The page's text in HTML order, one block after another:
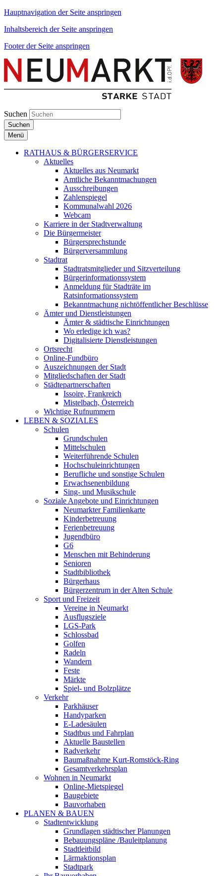
Hauptnavigation der Seite anspringen
Inhaltsbereich der Seite anspringen
Footer der Seite anspringen
Suchen
Suchen
Menü
RATHAUS & BÜRGERSERVICE
Aktuelles
Aktuelles aus Neumarkt
Amtliche Bekanntmachungen
Ausschreibungen
Zahlenspiegel
Kommunalwahl 2026
Webcam
Karriere in der Stadtverwaltung
Die Bürgermeister
Bürgersprechstunde
Bürgerversammlung
Stadtrat
Stadtratsmitglieder und Sitzverteilung
Bürgerinformationssystem
Anmeldung für Stadträte im
Ratsinformationssystem
Bekanntmachung nichtöffentlicher Beschlüsse
Ämter und Dienstleistungen
Ämter & städtische Einrichtungen
Wo erledige ich was?
Digitalisierte Dienstleistungen
Ortsrecht
Online-Fundbüro
Auszeichnungen der Stadt
Mitgliedschaften der Stadt
Städtepartnerschaften
Issoire, Frankreich
Mistelbach, Österreich
Wichtige Rufnummern
LEBEN & SOZIALES
Schulen
Grundschulen
Mittelschulen
Weiterführende Schulen
Hochschuleinrichtungen
Berufliche und sonstige Schulen
Erwachsenenbildung
Sing- und Musikschule
Soziale Angebote und Einrichtungen
Neumarkter Familienkarte
Kinderbetreuung
Ferienbetreuung
Jugendbüro
G6
Menschen mit Behinderung
Senioren
Stadtbibliothek
Bürgerhaus
Bürgerzentrum in der Alten Schule
Sport und Freizeit
Vereine in Neumarkt
Ausflugsziele
LGS-Park
Schlossbad
Golfen
Radeln
Wandern
Feste
Märkte
Spiel- und Bolzplätze
Verkehr
Parkhäuser
Handyparken
E-Ladesäulen
Stadtbus und Fahrplan
Aktuelle Baustellen
Radverkehr
Baumaßnahme Kurt-Romstöck-Ring
Gesamtverkehrsplan
Wohnen in Neumarkt
Online-Mietspiegel
Baugebiete
Bauvorhaben
PLANEN & BAUEN
Stadtentwicklung
Grundlagen städtischer Planungen
Bebauungspläne /Bauleitplanung
Stadtleitbild
Lärmaktionsplan
Stadtpark